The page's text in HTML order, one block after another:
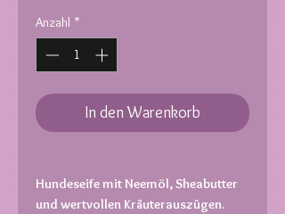
Anzahl *
In den Warenkorb
Hundeseife mit Neemöl, Sheabutter
und wertvollen Kräuterauszügen.